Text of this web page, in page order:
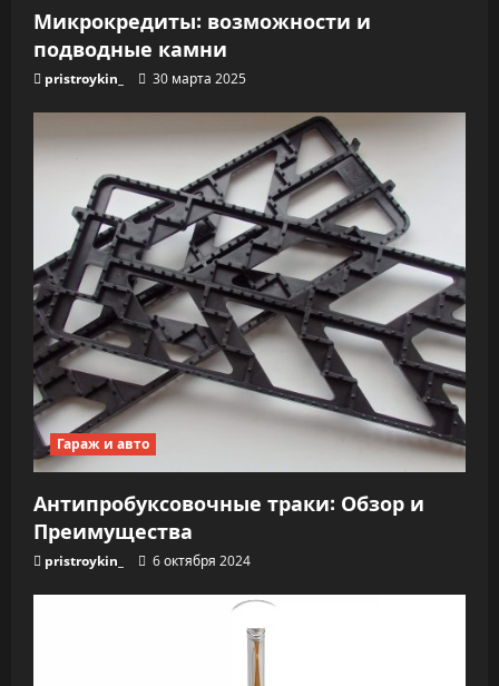
Микрокредиты: возможности и
подводные камни
pristroykin_ 30 марта 2025
Гараж и авто
Антипробуксовочные траки: Обзор и
Преимущества
pristroykin_ 6 октября 2024